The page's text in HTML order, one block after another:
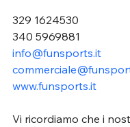
329 1624530
340 5969881
info@funsports.it
www.funsports.it
Vi ricordiamo che i